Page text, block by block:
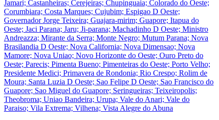
Jamari; Castanheiras; Cerejeiras; Chupinguaia; Colorado do Oeste;
Corumbiara; Costa Marques; Cujubim; Espigao D Oeste;
Governador Jorge Teixeira; Guajara-mirim; Guapore; Itapua do
Oeste; Jaci Parana; Jaru; Ji-parana; Machadinho D Oeste; Ministro
Andreazza; Mirante da Serra; Monte Negro; Mutum Parana; Nova
Brasilandia D Oeste; Nova California; Nova Dimensao; Nova
Mamore; Nova Uniao; Novo Horizonte do Oeste; Ouro Preto do
Oeste; Parecis; Pimenta Bueno; Pimenteiras do Oeste; Porto Velho;
Presidente Medici; Primavera de Rondonia; Rio Crespo; Rolim de
Moura; Santa Luzia D Oeste; Sao Felipe D Oeste; Sao Francisco do
Guapore; Sao Miguel do Guapore; Seringueiras; Teixeiropolis;
Theobroma; Uniao Bandeira; Urupa; Vale do Anari; Vale do
Paraiso; Vila Extrema; Vilhena; Vista Alegre do Abuna